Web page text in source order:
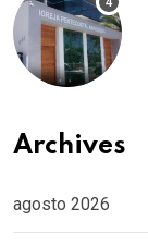
Archives
agosto 2026